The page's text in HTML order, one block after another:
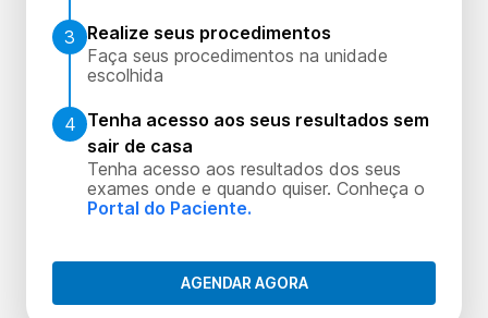
3
Realize seus procedimentos
Faça seus procedimentos na unidade
escolhida
4 Tenha acesso aos seus resultados sem
sair de casa
Tenha acesso aos resultados dos seus
exames onde e quando quiser. Conheça o
Portal do Paciente.
AGENDAR AGORA